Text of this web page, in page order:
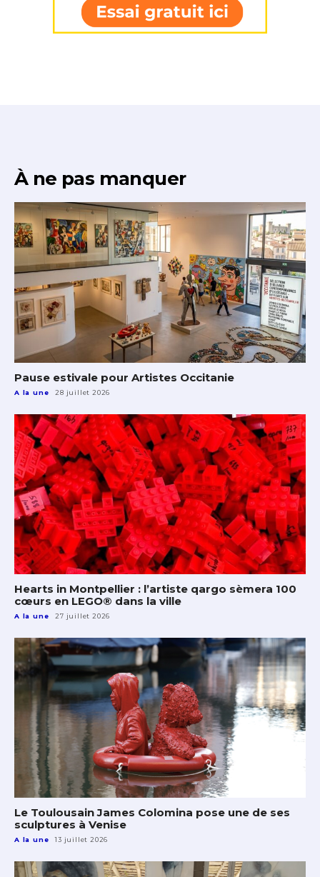
À ne pas manquer
Pause estivale pour Artistes Occitanie
A la une 28 juillet 2026
Hearts in Montpellier : l’artiste qargo sèmera 100
cœurs en LEGO® dans la ville
A la une 27 juillet 2026
Le Toulousain James Colomina pose une de ses
sculptures à Venise
A la une 13 juillet 2026